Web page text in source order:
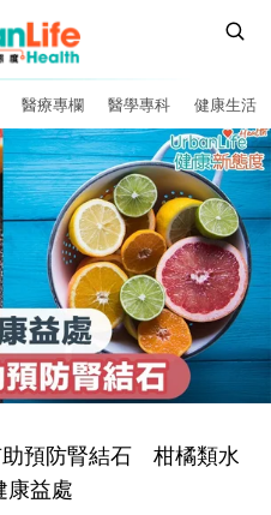
醫療專欄 醫學專科 健康生活
助預防腎結石 柑橘類水
康益處